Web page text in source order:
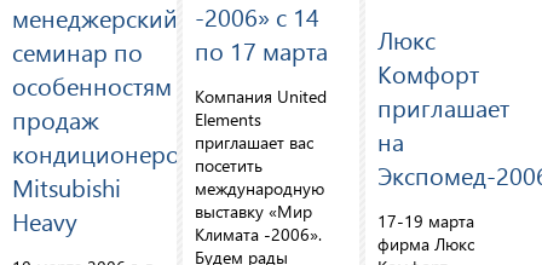
менеджерский
семинар по
особенностям
продаж
кондиционеров
Mitsubishi
Heavy
-2006» с 14
по 17 марта
Компания United
Elements
приглашает вас
посетить
международную
выставку «Мир
Климата -2006».
Будем рады
Люкс
Комфорт
приглашает
на
Экспомед-
17-19 марта
фирма Люкс